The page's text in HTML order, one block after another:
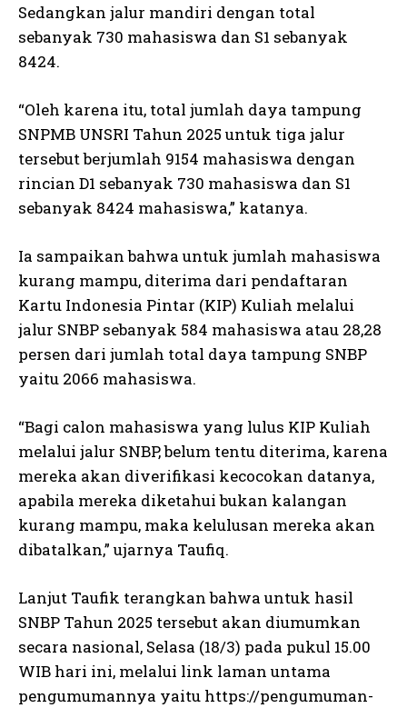
Sedangkan jalur mandiri dengan total
sebanyak 730 mahasiswa dan S1 sebanyak
8424.
“Oleh karena itu, total jumlah daya tampung
SNPMB UNSRI Tahun 2025 untuk tiga jalur
tersebut berjumlah 9154 mahasiswa dengan
rincian D1 sebanyak 730 mahasiswa dan S1
sebanyak 8424 mahasiswa,” katanya.
Ia sampaikan bahwa untuk jumlah mahasiswa
kurang mampu, diterima dari pendaftaran
Kartu Indonesia Pintar (KIP) Kuliah melalui
jalur SNBP sebanyak 584 mahasiswa atau 28,28
persen dari jumlah total daya tampung SNBP
yaitu 2066 mahasiswa.
“Bagi calon mahasiswa yang lulus KIP Kuliah
melalui jalur SNBP, belum tentu diterima, karena
mereka akan diverifikasi kecocokan datanya,
apabila mereka diketahui bukan kalangan
kurang mampu, maka kelulusan mereka akan
dibatalkan,” ujarnya Taufiq.
Lanjut Taufik terangkan bahwa untuk hasil
SNBP Tahun 2025 tersebut akan diumumkan
secara nasional, Selasa (18/3) pada pukul 15.00
WIB hari ini, melalui link laman untama
pengumumannya yaitu https://pengumuman-